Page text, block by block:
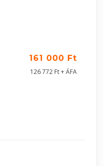
161 000 Ft
126 772 Ft + ÁFA